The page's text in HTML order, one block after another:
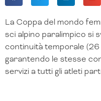
La Coppa del mondo
sci alpino paralimpico si
continuità temporale
garantendo le stesse
servizi a tutti gli atleti